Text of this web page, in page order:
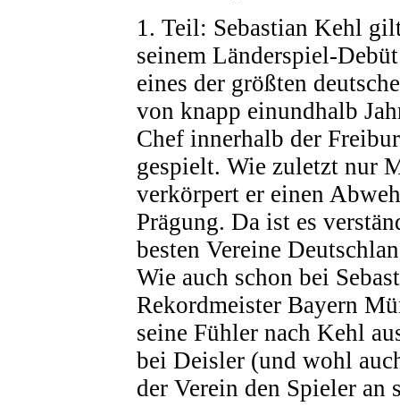
1. Teil: Sebastian Kehl
seinem Länderspiel-
eines der größten
von knapp einundhalb
Chef innerhalb der
gespielt. Wie zuletzt nur
verkörpert er einen
Prägung. Da ist es
besten Vereine
Wie auch schon bei
Rekordmeister Bayern
seine Fühler nach Kehl
bei Deisler (und wohl
der Verein den Spieler an